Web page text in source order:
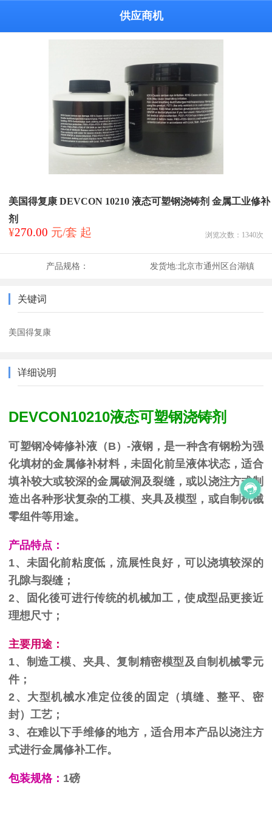
供应商机
美国得复康 DEVCON 10210 液态可塑钢浇铸剂 金属工业修补
剂
¥270.00 元/套 起 浏览次数： 1340次
产品规格： 发货地:北京市通州区台湖镇
关键词
美国得复康
详细说明
DEVCON10210液态可塑钢浇铸剂
可塑钢冷铸修补液（B）-液钢，是一种含有钢粉为强
化填材的金属修补材料，未固化前呈液体状态，适合
填补较大或较深的金属破洞及裂缝，或以浇注方式制
造出各种形状复杂的工模、夹具及模型，或自制机械
零组件等用途。
产品特点：
1、未固化前粘度低，流展性良好，可以浇填较深的
孔隙与裂缝；
2、固化後可进行传统的机械加工，使成型品更接近
理想尺寸；
主要用途：
1、制造工模、夹具、复制精密模型及自制机械零元
件；
2、大型机械水准定位後的固定（填缝、整平、密
封）工艺；
3、在难以下手维修的地方，适合用本产品以浇注方
式进行金属修补工作。
包装规格： 1磅